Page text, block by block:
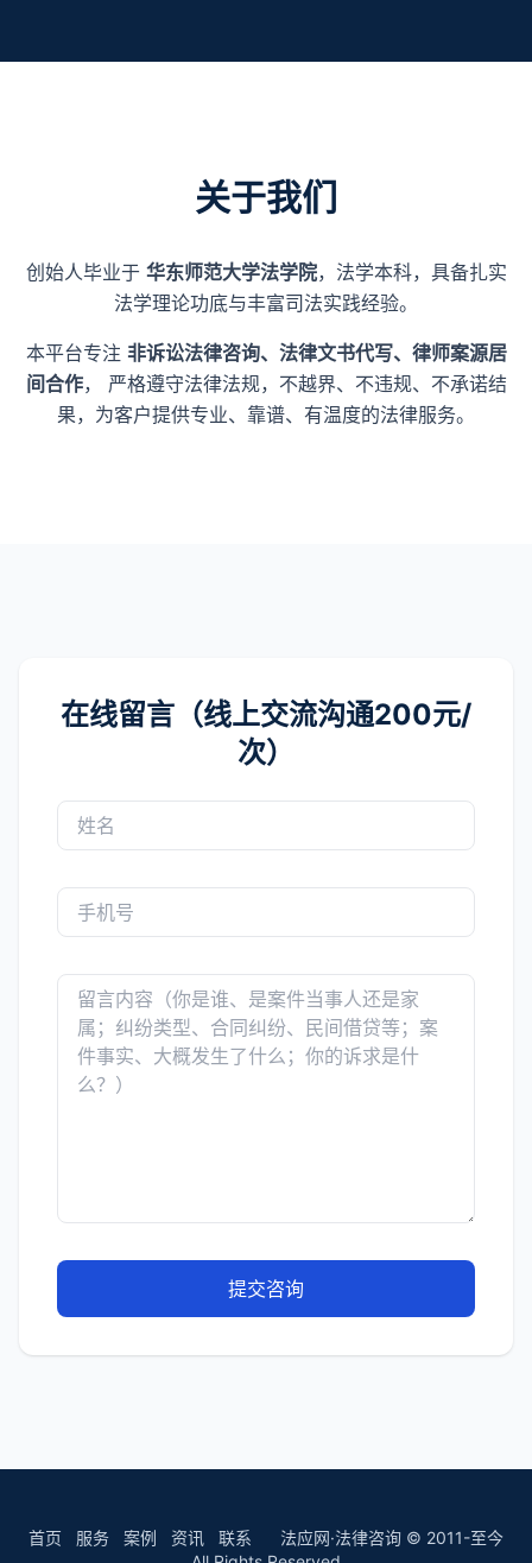
关于我们
创始人毕业于 华东师范大学法学院，法学本科，具备扎实
法学理论功底与丰富司法实践经验。
本平台专注 非诉讼法律咨询、法律文书代写、律师案源居
间合作， 严格遵守法律法规，不越界、不违规、不承诺结
果，为客户提供专业、靠谱、有温度的法律服务。
在线留言（线上交流沟通200元/
次）
提交咨询
首页 服务 案例 资讯 联系 法应网·法律咨询 © 2011-至今